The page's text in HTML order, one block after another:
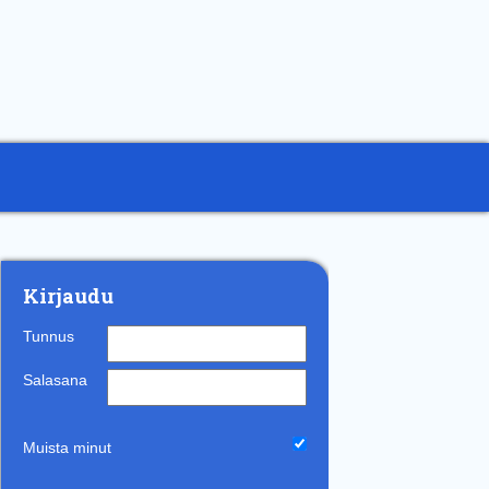
Kirjaudu
Tunnus
Salasana
Muista minut